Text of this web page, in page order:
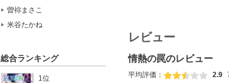
曽祢まさこ
米谷たかね
総合ランキング
1位
レビュー
情熱の罠のレビュー
平均評価： 2.9